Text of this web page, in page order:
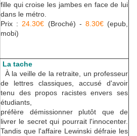
fille qui croise les jambes en face de lui
dans le métro.
Prix : 24.30€ (Broché) - 8.30€ (epub,
mobi)
La tache
À la veille de la retraite, un professeur
de lettres classiques, accusé d'avoir
tenu des propos racistes envers ses
étudiants,
préfère démissionner plutôt que de
livrer le secret qui pourrait l'innocenter.
Tandis que l'affaire Lewinski défraie les